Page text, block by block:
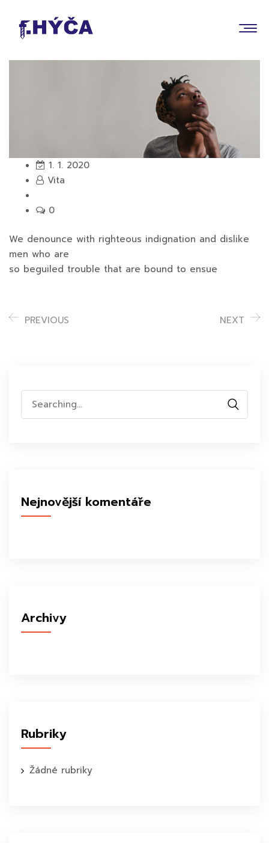
1. 1. 2020
Vita
0
We denounce with righteous indignation and dislike
men who are
so beguiled trouble that are bound to ensue
PREVIOUS NEXT
for:
Nejnovější komentáře
Archivy
Rubriky
Žádné rubriky